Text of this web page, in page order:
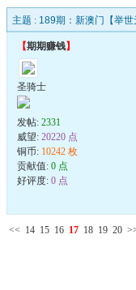
主题 : 189期：新澳门【举世
【期期赚钱】
圣骑士
发帖: 2331
威望: 20220 点
铜币: 10242 枚
贡献值: 0 点
好评度: 0 点
<< 14 15 16 17 18 19 20